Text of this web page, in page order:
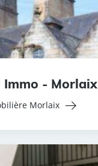
Immo - Morlaix
Morlaix